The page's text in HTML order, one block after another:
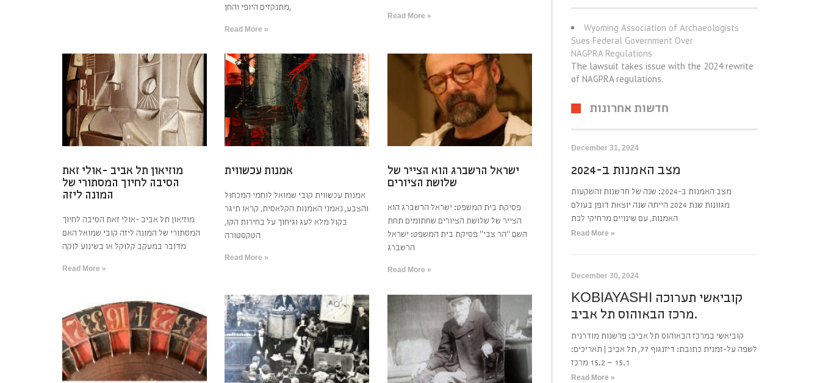
מתנקזים היופי והחן,
Read More »
Read More »
מוזיאון תל אביב -אולי זאת
הסיבה לחיוך המסתורי של
המונה ליזה
מוזיאון תל אביב -אולי זאת הסיבה לחיוך
המסתורי של המונה ליזה קובי שמואל האם
מדובר במעקב קלוקל או בשינוע לוקה
Read More »
אמנות עכשווית
אמנות עכשווית קובי שמואל לוחמי המכחול
והצבע, נאמני האמנות הקלאסית, קראו תיגר
בקול מלא לעג וגיחוך על בחירות הקו,
הטקסטורה
Read More »
ישראל הרשברג הוא הצייר של
שלושת הציורים
פסיקת בית המשפט: ישראל הרשברג הוא
הצייר של שלושת הציורים שחתומים תחת
השם “הר צבי” פסיקת בית המשפט: ישראל
הרשברג
Read More »
Wyoming Association of Archaeologists
Sues Federal Government Over
NAGPRA Regulations
The lawsuit takes issue with the 2024 rewrite
of NAGPRA regulations.
חדשות אחרונות
December 31, 2024
מצב האמנות ב-2024
מצב האמנות ב-2024: שנה של חדשנות והשקעות
מגוונות שנת 2024 הייתה שנה יוצאת דופן בעולם
האמנות, עם שינויים מרחיקי לכת
Read More »
December 30, 2024
KOBIAYASHI קוביאשי תערוכה
מרכז הבאוהוס תל אביב.
קוביאשי במרכז הבאוהוס תל אביב: פרשנות מודרנית
לשפה על-זמנית כתובת: דיזנגוף 77, תל אביב | תאריכים:
15.1 – 15.2 מרכז
Read More »